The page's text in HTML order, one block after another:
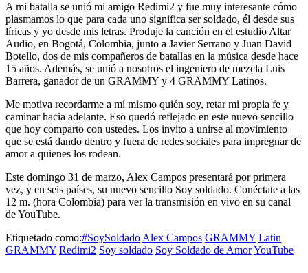
A mi batalla se unió mi amigo Redimi2 y fue muy interesante cómo
plasmamos lo que para cada uno significa ser soldado, él desde sus
líricas y yo desde mis letras. Produje la canción en el estudio Altar
Audio, en Bogotá, Colombia, junto a Javier Serrano y Juan David
Botello, dos de mis compañeros de batallas en la música desde hace
15 años. Además, se unió a nosotros el ingeniero de mezcla Luis
Barrera, ganador de un GRAMMY y 4 GRAMMY Latinos.
Me motiva recordarme a mí mismo quién soy, retar mi propia fe y
caminar hacia adelante. Eso quedó reflejado en este nuevo sencillo
que hoy comparto con ustedes. Los invito a unirse al movimiento
que se está dando dentro y fuera de redes sociales para impregnar de
amor a quienes los rodean.
Este domingo 31 de marzo, Alex Campos presentará por primera
vez, y en seis países, su nuevo sencillo Soy soldado. Conéctate a las
12 m. (hora Colombia) para ver la transmisión en vivo en su canal
de YouTube.
Etiquetado como:#SoySoldadoAlex Campos GRAMMY Latin
GRAMMY Redimi2 Soy soldado Soy Soldado de AmorYouTube